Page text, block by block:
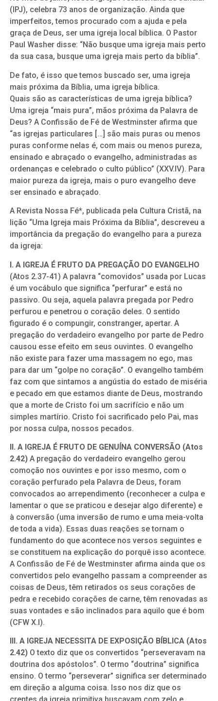
(IPJ), celebra 73 anos de organização. Ainda que
imperfeitos, temos procurado com a ajuda e pela
graça de Deus, ser uma igreja local bíblica. O Pastor
Paul Washer disse: “Não busque uma igreja mais perto
da sua casa, busque uma igreja mais perto da bíblia”.
De fato, é isso que temos buscado ser, uma igreja
mais próxima da Bíblia, uma igreja bíblica.
Quais são as características de uma igreja bíblica?
Uma igreja “mais pura”, mãos próxima da Palavra de
Deus? A Confissão de Fé de Westminster afirma que
“as igrejas particulares […] são mais puras ou menos
puras conforme nelas é, com mais ou menos pureza,
ensinado e abraçado o evangelho, administradas as
ordenanças e celebrado o culto público” (XXV.IV). Para
maior pureza da igreja, mais o puro evangelho deve
ser ensinado e abraçado.
A Revista Nossa Fé*, publicada pela Cultura Cristã, na
lição “Uma Igreja mais Próxima da Bíblia”, descreveu a
importância da pregação do evangelho para a pureza
da igreja:
I. A IGREJA É FRUTO DA PREGAÇÃO DO EVANGELHO
(Atos 2.37-41) A palavra “comovidos” usada por Lucas
é um vocábulo que significa “perfurar” e está no
passivo. Ou seja, aquela palavra pregada por Pedro
perfurou e penetrou o coração deles. O sentido
figurado é o compungir, constranger, apertar. A
pregação do verdadeiro evangelho por parte de Pedro
causou esse efeito em seus ouvintes. O evangelho
não existe para fazer uma massagem no ego, mas
para dar um “golpe no coração”. O evangelho também
faz com que sintamos a angústia do estado de miséria
e pecado em que estamos diante de Deus, mostrando
que a morte de Cristo foi um sacrifício e não um
simples martírio. Cristo foi sacrificado pelo Pai, mas
por nossa culpa, nossos pecados.
II. A IGREJA É FRUTO DE GENUÍNA CONVERSÃO (Atos
2.42) A pregação do verdadeiro evangelho gerou
comoção nos ouvintes e por isso mesmo, com o
coração perfurado pela Palavra de Deus, foram
convocados ao arrependimento (reconhecer a culpa e
lamentar o que se praticou e desejar algo diferente) e
à conversão (uma inversão de rumo e uma meia-volta
de toda a vida). Essas duas reações se tornam o
fundamento do que acontece nos versos seguintes e
se constituem na explicação do porquê isso acontece.
A Confissão de Fé de Westminster afirma ainda que os
convertidos pelo evangelho passam a compreender as
coisas de Deus, têm retirados os seus corações de
pedra e recebido corações de carne, têm renovadas as
suas vontades e são inclinados para aquilo que é bom
(CFW X.I).
III. A IGREJA NECESSITA DE EXPOSIÇÃO BÍBLICA (Atos
2.42) O texto diz que os convertidos “perseveravam na
doutrina dos apóstolos”. O termo “doutrina” significa
ensino. O termo “perseverar” significa ser determinado
em direção a alguma coisa. Isso nos diz que os